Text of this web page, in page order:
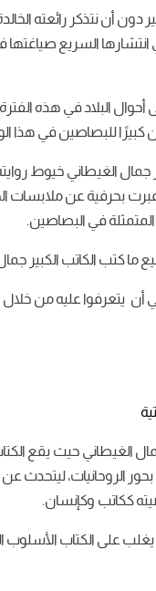
أن نتذكر رائعته
السريع
أحوال البلاد في هذه
كبيرًا للبصاصين في هذا
الغيطاني خيوط
بحرفية عن ملابسات
في البصاصين.
كتب الكاتب الكبير
أن يتعرفوا عليه من
الروحانيات، ليتحدث
ككاتب وكإنسان.
على الكتاب